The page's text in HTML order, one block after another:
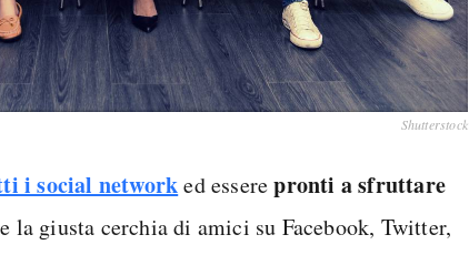
Shutterstock
i social networked esserepronti a sfruttare
la giusta cerchia di amici su Facebook, Twitter,